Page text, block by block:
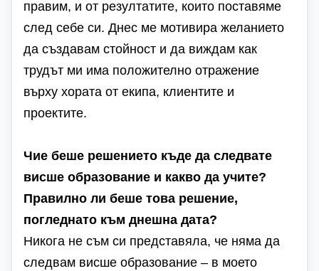
правим, и от резултатите, които поставяме
след себе си. Днес ме мотивира желанието
да създавам стойност и да виждам как
трудът ми има положително отражение
върху хората от екипа, клиентите и
проектите.
Чие беше решението къде да следвате
висше образование и какво да учите?
Правилно ли беше това решение,
погледнато към днешна дата?
Никога не съм си представяла, че няма да
следвам висше образование – в моето